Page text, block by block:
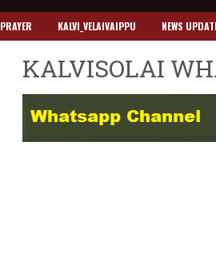
PRAYER KALVI_VELAIVAIPPU NEWS
KALVISOLAI